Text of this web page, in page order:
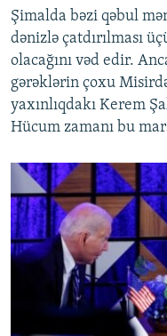
Şimalda bəzi qəbul
dənizlə çatdırılması
olacağını vəd edir.
gərəklərin çoxu
yaxınlıqdakı Kerem
Hücum zamanı bu